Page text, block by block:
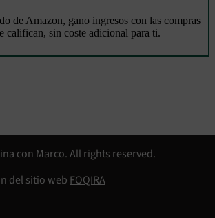
de Amazon, gano ingresos con las compras
califican, sin coste adicional para ti.
con Marco. All rights reserved.
del sitio web FOQIRA